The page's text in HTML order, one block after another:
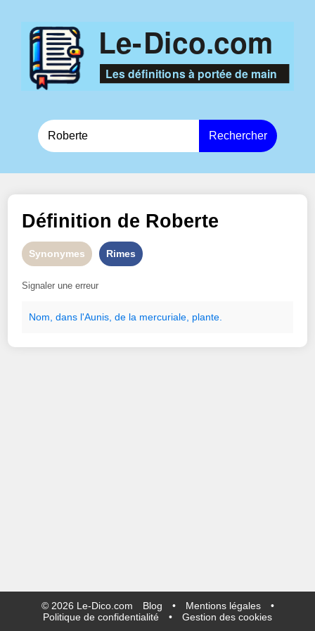
Rechercher
Définition de Roberte
Synonymes Rimes
Signaler une erreur
Nom ,dans l'Aunis ,de la mercuriale plante.
© 2026 Le-Dico.com Blog • Mentions légales
•
Politique de confidentialité
• Gestion des cookies